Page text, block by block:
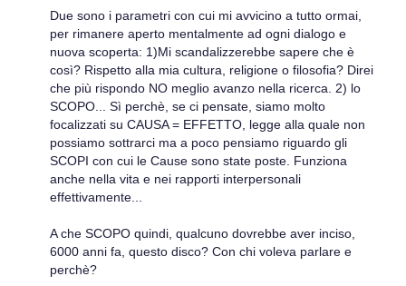
Due sono i parametri con cui mi avvicino a tutto ormai,
per rimanere aperto mentalmente ad ogni dialogo e
nuova scoperta: 1)Mi scandalizzerebbe sapere che è
così? Rispetto alla mia cultura, religione o filosofia? Direi
che più rispondo NO meglio avanzo nella ricerca. 2) lo
SCOPO... Sì perchè, se ci pensate, siamo molto
focalizzati su CAUSA = EFFETTO, legge alla quale non
possiamo sottrarci ma a poco pensiamo riguardo gli
SCOPI con cui le Cause sono state poste. Funziona
anche nella vita e nei rapporti interpersonali
effettivamente...
A che SCOPO quindi, qualcuno dovrebbe aver inciso,
6000 anni fa, questo disco? Con chi voleva parlare e
perchè?